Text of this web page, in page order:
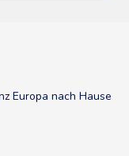
Europa nach Hause